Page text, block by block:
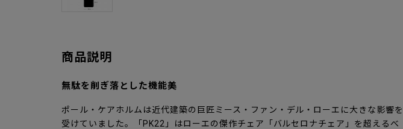
商品説明
無駄を削ぎ落とした機能美
ポール・ケアホルムは近代建築の巨匠ミース・ファン・デル・ローエに大きな影響を
受けていました。「PK22」はローエの傑作チェア「バルセロナチェア」を超えるべ